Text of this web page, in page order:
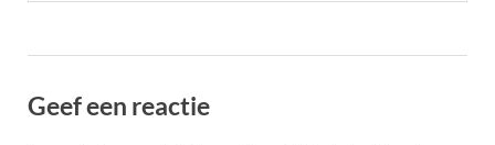
Geef een reactie